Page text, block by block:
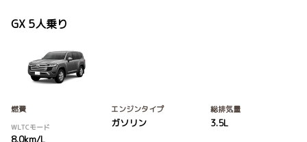
GX 5人乗り
燃費
WLTCモード
8.0km/L
エンジンタイプ
ガソリン
総排気量
3.5L